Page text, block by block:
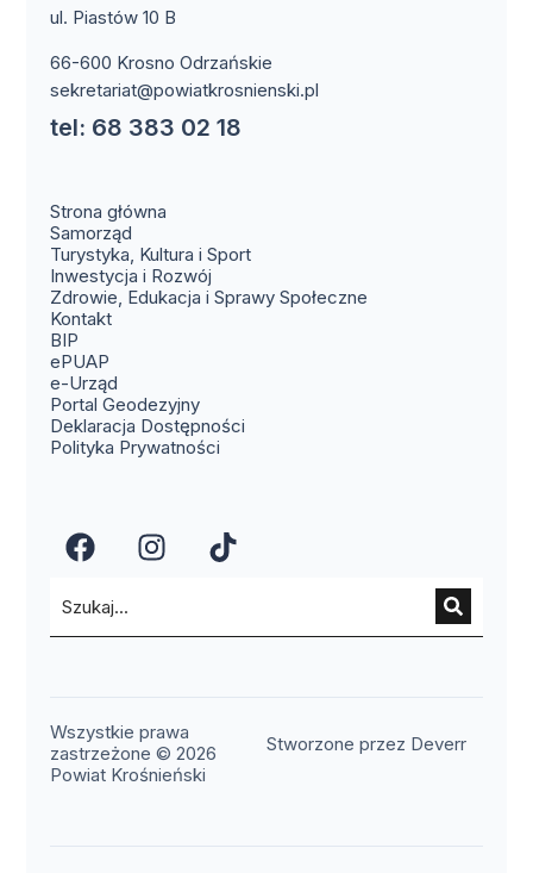
ul. Piastów 10 B
66-600 Krosno Odrzańskie
sekretariat@powiatkrosnienski.pl
tel: 68 383 02 18
Strona główna
Samorząd
Turystyka, Kultura i Sport
Inwestycja i Rozwój
Zdrowie, Edukacja i Sprawy Społeczne
Kontakt(otwiera się w nowym oknie)
BIP
ePUAP
e-Urząd
Portal Geodezyjny(otwiera się w nowym oknie)
Deklaracja Dostępności
Polityka Prywatności
(otwiera się w nowym oknie)
(otwiera się w nowym
(otwiera się w
Wszystkie prawa
zastrzeżone © 2026
Powiat Krośnieński
Stworzone przez Deverr